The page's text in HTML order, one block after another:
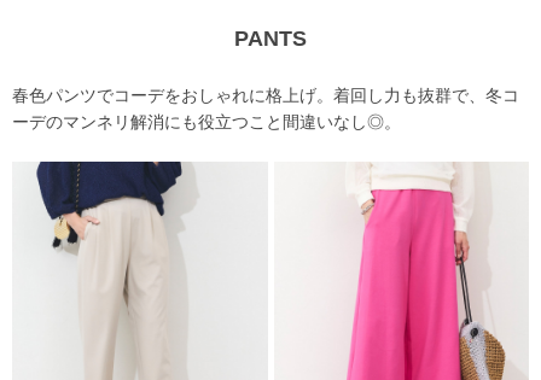
PANTS
春色パンツでコーデをおしゃれに格上げ。着回し力も抜群で、冬コ
ーデのマンネリ解消にも役立つこと間違いなし◎。